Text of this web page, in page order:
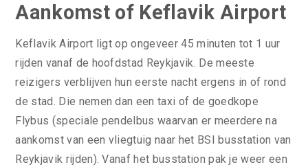
Aankomst of Keflavik Airport
Keflavik Airport ligt op ongeveer 45 minuten tot 1 uur
rijden vanaf de hoofdstad Reykjavik. De meeste
reizigers verblijven hun eerste nacht ergens in of rond
de stad. Die nemen dan een taxi of de goedkope
Flybus (speciale pendelbus waarvan er meerdere na
aankomst van een vliegtuig naar het BSI busstation van
Reykjavik rijden). Vanaf het busstation pak je weer een